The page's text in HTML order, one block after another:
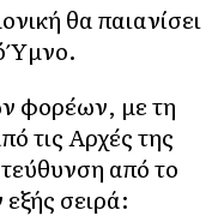
θα παιανίσει
Ύμνο.
φορέων, με τη
τις Αρχές της
από το
σειρά: